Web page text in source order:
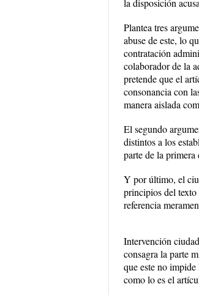
la disposición
Plantea tres
abuse de este, lo
contratación
colaborador de la
pretende que el
consonancia con
manera aislada
El segundo
distintos a los
parte de la primera
Y por último, el
principios del
referencia
Intervención
consagra la parte
que este no
como lo es el